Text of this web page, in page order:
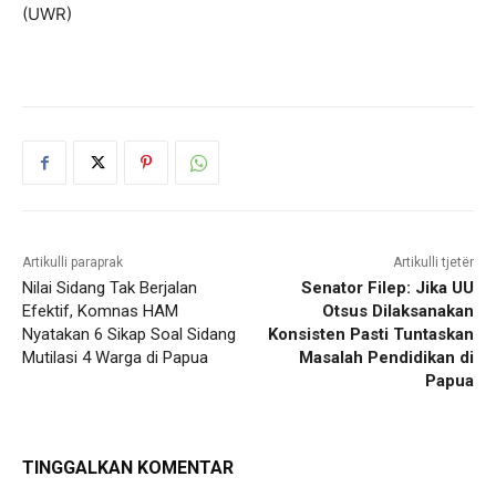
(UWR)
Artikulli paraprak
Nilai Sidang Tak Berjalan
Efektif, Komnas HAM
Nyatakan 6 Sikap Soal Sidang
Mutilasi 4 Warga di Papua
Artikulli tjetër
Senator Filep: Jika UU
Otsus Dilaksanakan
Konsisten Pasti Tuntaskan
Masalah Pendidikan di
Papua
TINGGALKAN KOMENTAR